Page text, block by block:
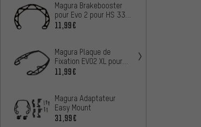
Magura Brakebooster
pour Evo 2 pour HS 33 R
/ HS 33 / HS 22 / HS
11,99€
Magura Plaque de
Fixation EVO2 XL pour
HS 22 / HS 11 / HS 33
11,99€
Magura Adaptateur
Easy Mount
31,99€